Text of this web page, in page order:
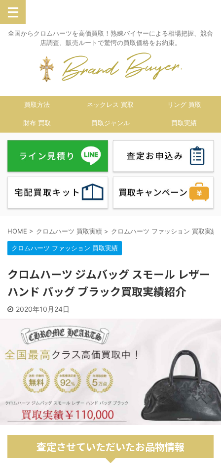
全国からクロムハーツを高価買取！熟練バイヤーによる相場把握、競合
店調査、販売ルートで驚愕の買取価格をお約束。
買取方法 ネックレス 買取 リング 買取
財布 買取 買取ジャンル 買取実績
HOME > クロムハーツ 買取実績 > クロムハーツ ファッション 買取実績
クロムハーツ ファッション 買取実績
クロムハーツ ジムバッグ スモール レザー
ハンド バッグ ブラック買取実績紹介
2020年10月24日
査定させていただいたお品物情報